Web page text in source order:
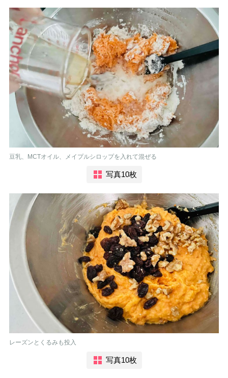
豆乳、MCTオイル、メイプルシロップを入れて混ぜる
写真10枚
レーズンとくるみも投入
写真10枚